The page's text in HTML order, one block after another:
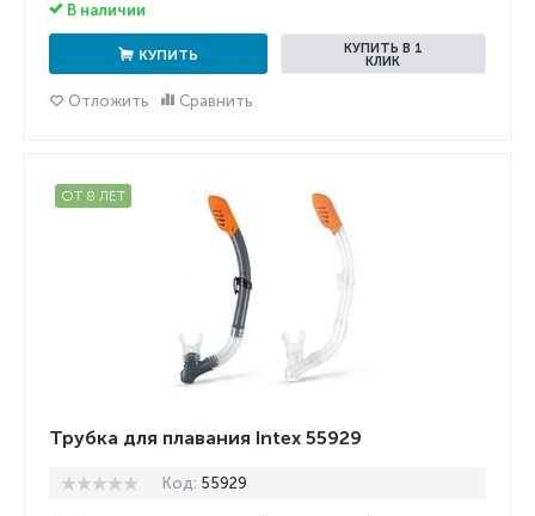
В наличии
КУПИТЬ
КУПИТЬ В 1
КЛИК
Отложить Сравнить
ОТ 8 ЛЕТ
Трубка для плавания Intex 55929
Код: 55929